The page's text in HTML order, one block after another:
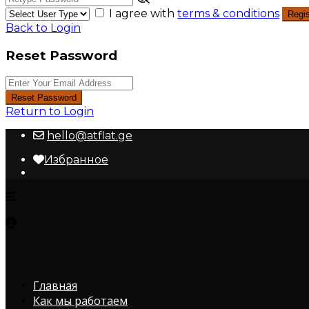
I agree with terms & conditions
Back to Login
Reset Password
Reset Password
Return to Login
hello@atflat.ge
Избранное
Главная
Как мы работаем